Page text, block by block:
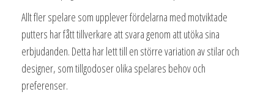
Allt fler spelare som upplever fördelarna med motviktade
putters har fått tillverkare att svara genom att utöka sina
erbjudanden. Detta har lett till en större variation av stilar och
designer, som tillgodoser olika spelares behov och
preferenser.